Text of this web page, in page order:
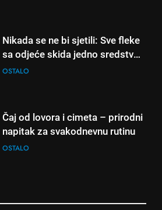
dana!
Nikada se ne bi sjetili: Sve fleke
sa odjeće skida jedno sredstvo
koje svi imamo u kući
OSTALO
Čaj od lovora i cimeta – prirodni
napitak za svakodnevnu rutinu
OSTALO